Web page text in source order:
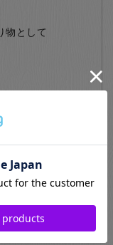
物として
いて詳しくはこちら